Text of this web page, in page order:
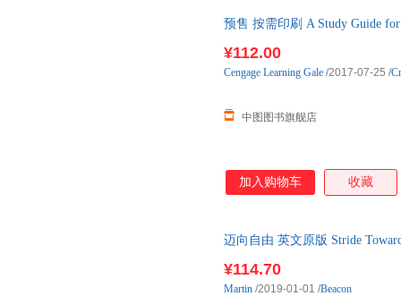
预售 按需印刷 A Study Guide
¥112.00
中图图书旗舰店
Cengage Learning Gale /2017-07-25 /
加入购物车 收藏
迈向自由 英文原版 Stride
¥114.70
Martin /2019-01-01 /Beacon